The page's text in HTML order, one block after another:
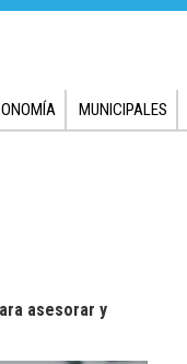
MUNICIPALES
asesorar y